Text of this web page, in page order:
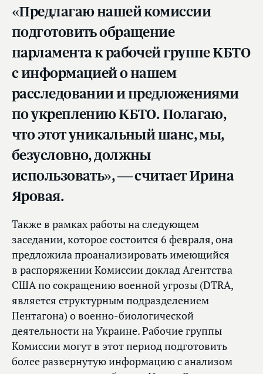
«Предлагаю нашей комиссии
подготовить обращение
парламента к рабочей группе КБТО
с информацией о нашем
расследовании и предложениями
по укреплению КБТО. Полагаю,
что этот уникальный шанс, мы,
безусловно, должны
использовать», — считает Ирина
Яровая.
Также в рамках работы на следующем
заседании, которое состоится 6 февраля, она
предложила проанализировать имеющийся
в распоряжении Комиссии доклад Агентства
США по сокращению военной угрозы (DTRA,
является структурным подразделением
Пентагона) о военно-биологической
деятельности на Украине. Рабочие группы
Комиссии могут в этот период подготовить
более развернутую информацию с анализом